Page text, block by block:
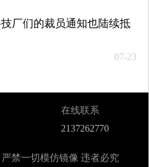
厂们的裁员通知也陆续抵
07-23
在线联系
2137262770
禁一切模仿镜像 违者必究